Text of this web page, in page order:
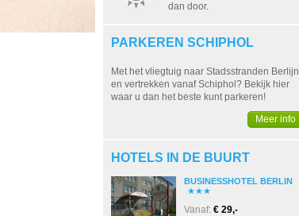
dan door.
PARKEREN SCHIPHOL
Met het vliegtuig naar Stadsstranden Berlijn
en vertrekken vanaf Schiphol? Bekijk hier
waar u dan het beste kunt parkeren!
Meer info
HOTELS IN DE BUURT
BUSINESSHOTEL BERLIN
Vanaf: € 29,-